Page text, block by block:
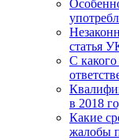
статья
С какого
в 2018
Какие
жалобы